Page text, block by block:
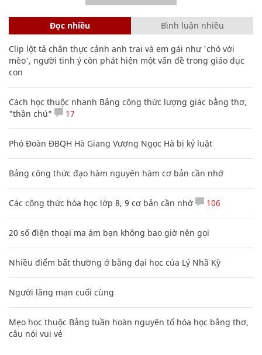
Đọc nhiều Bình luận nhiều
Clip lột tả chân thực cảnh anh trai và em gái như 'chó với
mèo', người tinh ý còn phát hiện một vấn đề trong giáo dục
con
Cách học thuộc nhanh Bảng công thức lượng giác bằng thơ,
"thần chú"
17
Phó Đoàn ĐBQH Hà Giang Vương Ngọc Hà bị kỷ luật
Bảng công thức đạo hàm nguyên hàm cơ bản cần nhớ
Các công thức hóa học lớp 8, 9 cơ bản cần nhớ 106
20 số điện thoại ma ám bạn không bao giờ nên gọi
Nhiều điểm bất thường ở bằng đại học của Lý Nhã Kỳ
Người lãng mạn cuối cùng
Mẹo học thuộc Bảng tuần hoàn nguyên tố hóa học bằng thơ,
câu nói vui vẻ